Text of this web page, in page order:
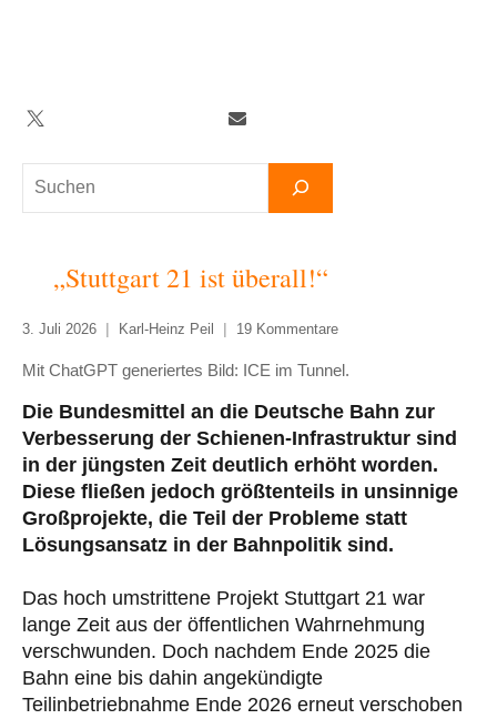
Suchen
Twitter TelegramNewsletter
„Stuttgart 21 ist überall!“
3. Juli 2026 Karl-Heinz Peil 19 Kommentare
Mit ChatGPT generiertes Bild: ICE im Tunnel.
Die Bundesmittel an die Deutsche Bahn zur
Verbesserung der Schienen-Infrastruktur sind
in der jüngsten Zeit deutlich erhöht worden.
Diese fließen jedoch größtenteils in unsinnige
Großprojekte, die Teil der Probleme statt
Lösungsansatz in der Bahnpolitik sind.
Das hoch umstrittene Projekt Stuttgart 21 war
lange Zeit aus der öffentlichen Wahrnehmung
verschwunden. Doch nachdem Ende 2025 die
Bahn eine bis dahin angekündigte
Teilinbetriebnahme Ende 2026 erneut verschoben